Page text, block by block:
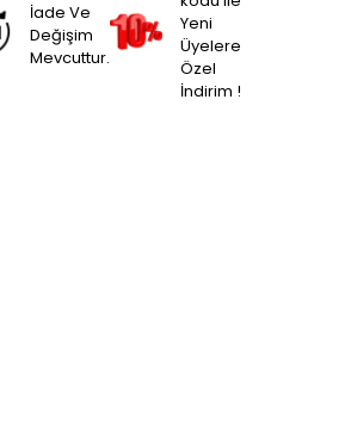
İade Ve
Değişim
Mevcuttur.
Yeni
Üyelere
Özel
İndirim !